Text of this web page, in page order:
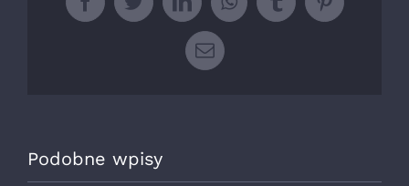
FacebookTwitterLinkedInWhatsApp
TumblrPinterest
Email
Podobne wpisy